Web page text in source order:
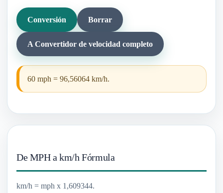
Conversión Borrar
A Convertidor de velocidad completo
60 mph = 96,56064 km/h.
De MPH a km/h Fórmula
km/h = mph x 1,609344.